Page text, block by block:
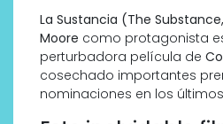
La Sustancia (The
Moore como protagonista
perturbadora película de
cosechado importantes
nominaciones en los